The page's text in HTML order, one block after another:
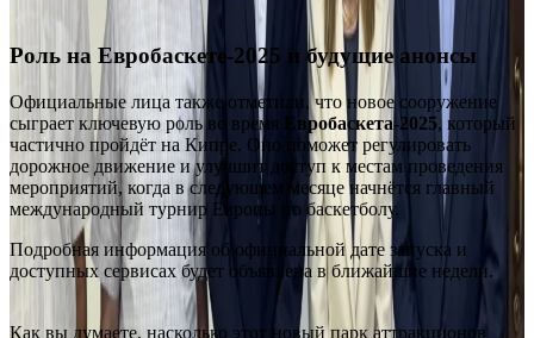
Роль на Евробаскете-2025 и будущие анонсы
Официальные лица также отметили, что новое сооружение
сыграет ключевую роль во время Евробаскета-2025, который
частично пройдёт на Кипре. Оно поможет регулировать
дорожное движение и улучшит доступ к местам проведения
мероприятий, когда в следующем месяце начнётся главный
международный турнир Европы по баскетболу.
Подробная информация об официальной дате запуска и
доступных сервисах будет объявлена в ближайшие недели.
Как вы думаете, насколько этот новый парк аттракционов